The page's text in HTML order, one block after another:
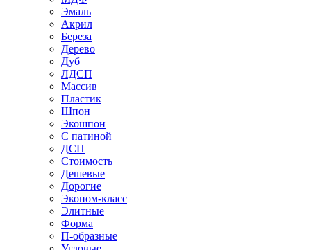
Эмаль
Акрил
Береза
Дерево
Дуб
ЛДСП
Массив
Пластик
Шпон
Экошпон
С патиной
ДСП
Стоимость
Дешевые
Дорогие
Эконом-класс
Элитные
Форма
П-образные